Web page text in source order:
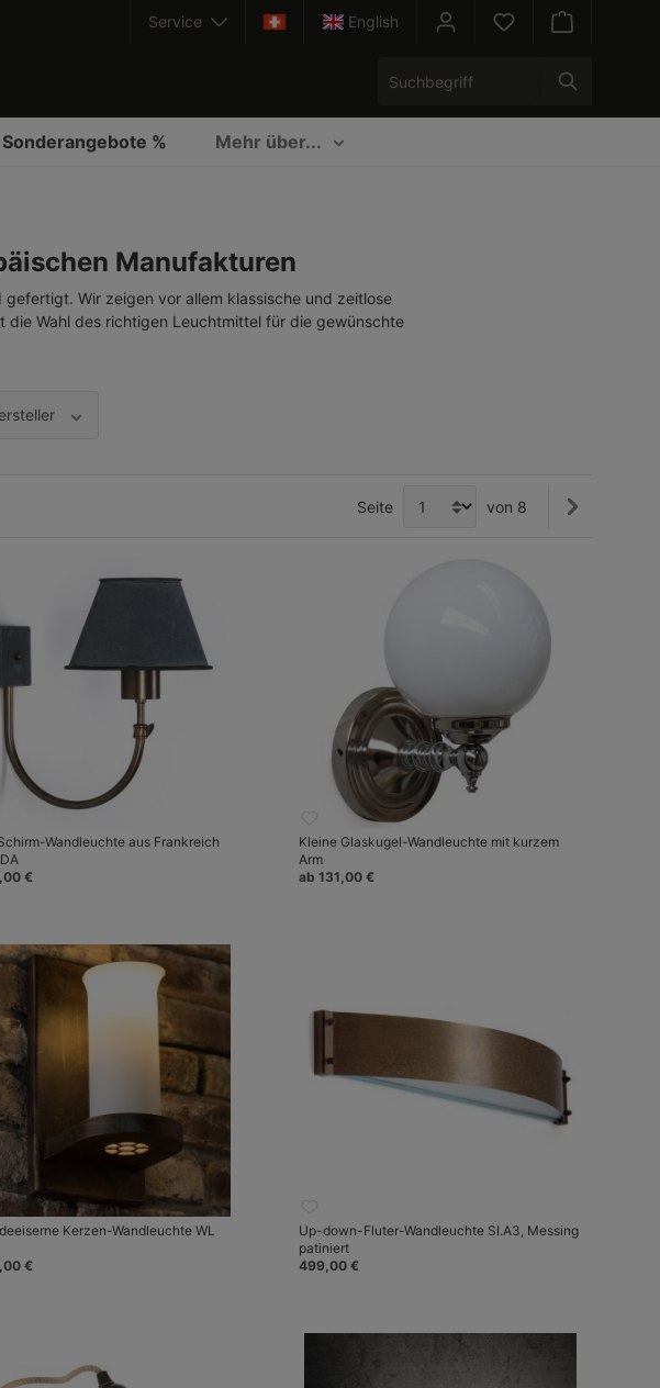
Service
English
Sonderangebote % Mehr über...
Manufakturen
Wir zeigen vor allem klassische und zeitlose
Wahl des richtigen Leuchtmittel für die gewünschte
Seite von 8
Wandleuchte aus Frankreich
€
Kleine Glaskugel-Wandleuchte mit kurzem
Arm
ab 131,00 €
Kerzen-Wandleuchte WL
€
Up-down-Fluter-Wandleuchte SI.A3, Messing
patiniert
499,00 €